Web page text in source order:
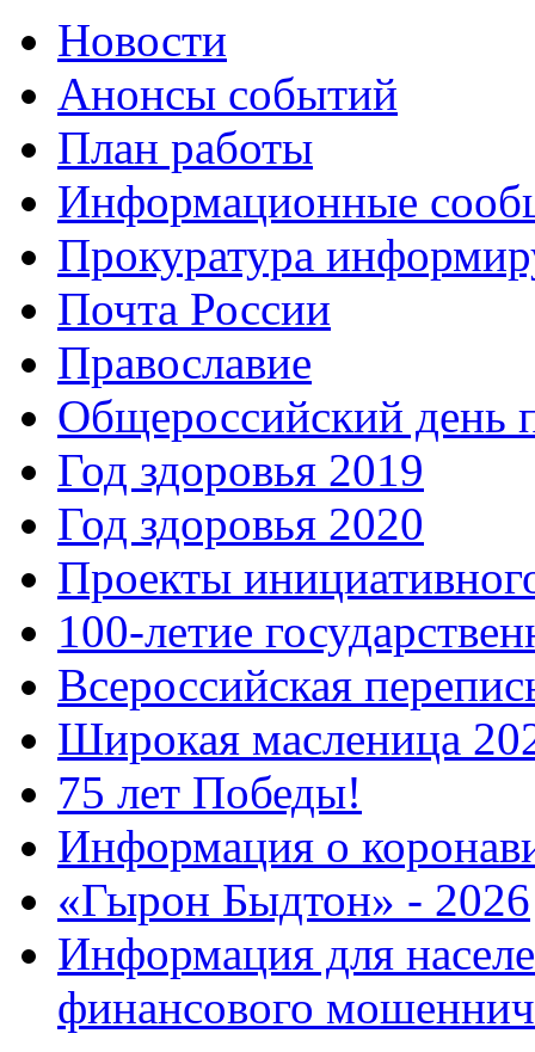
Новости
Анонсы событий
План работы
Информационные
Прокуратура
Почта России
Православие
Общероссийский день
Год здоровья 2019
Год здоровья 2020
Проекты
100-летие
Всероссийская
Широкая масленица
75 лет Победы!
Информация о
«Гырон Быдтон» - 2026
Информация для
финансового